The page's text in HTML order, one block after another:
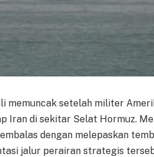
memuncak setelah militer
Iran di sekitar Selat Hormuz.
dengan melepaskan
jalur perairan strategis